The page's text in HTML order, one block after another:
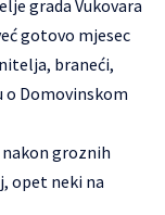
grada Vukovara
gotovo mjesec
braneći,
o Domovinskom
nakon groznih
opet neki na